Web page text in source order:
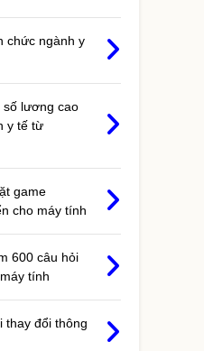
chức ngành y
số lương cao
y tế từ
game
cho máy tính
600 câu hỏi
tính
thay đổi thông